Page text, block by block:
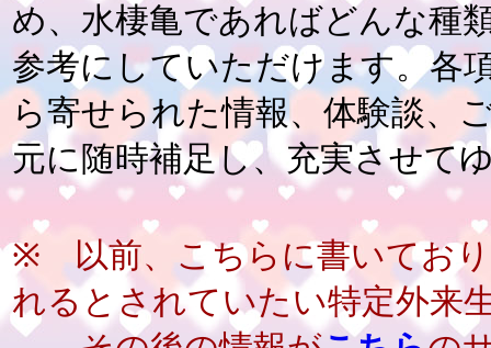
め、水棲亀であればどんな種
参考にしていただけます。各
ら寄せられた情報、体験談、
元に随時補足し、充実させ
※ 以前、こちらに書いており
れるとされていたい特定外来